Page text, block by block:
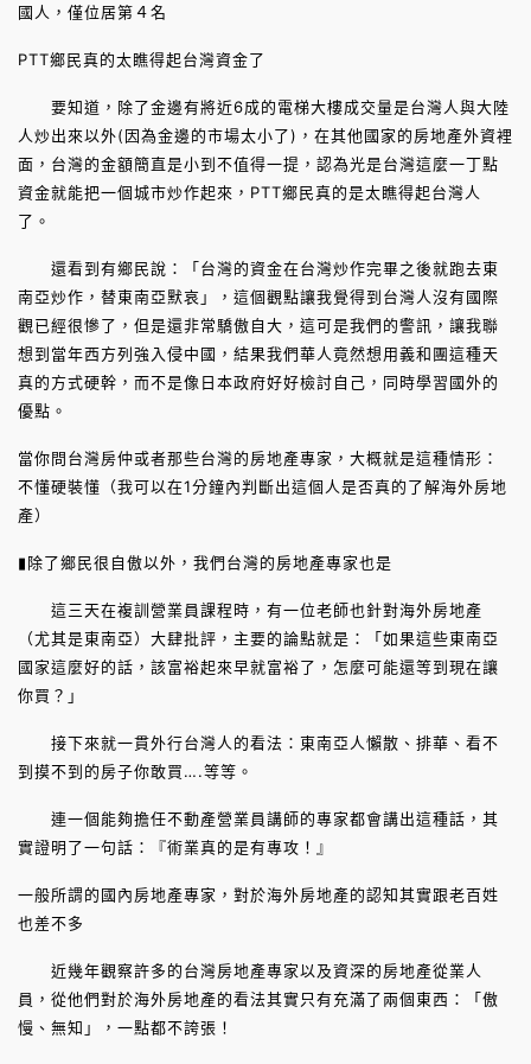
國人，僅位居第４名
PTT鄉民真的太瞧得起台灣資金了
要知道，除了金邊有將近6成的電梯大樓成交量是台灣人與大陸
人炒出來以外(因為金邊的市場太小了)，在其他國家的房地產外資裡
面，台灣的金額簡直是小到不值得一提，認為光是台灣這麼一丁點
資金就能把一個城市炒作起來，PTT鄉民真的是太瞧得起台灣人
了。
還看到有鄉民說：「台灣的資金在台灣炒作完畢之後就跑去東
南亞炒作，替東南亞默哀」，這個觀點讓我覺得到台灣人沒有國際
觀已經很慘了，但是還非常驕傲自大，這可是我們的警訊，讓我聯
想到當年西方列強入侵中國，結果我們華人竟然想用義和團這種天
真的方式硬幹，而不是像日本政府好好檢討自己，同時學習國外的
優點。
當你問台灣房仲或者那些台灣的房地產專家，大概就是這種情形：
不懂硬裝懂（我可以在1分鐘內判斷出這個人是否真的了解海外房地
產）
▮除了鄉民很自傲以外，我們台灣的房地產專家也是
這三天在複訓營業員課程時，有一位老師也針對海外房地產
（尤其是東南亞）大肆批評，主要的論點就是：「如果這些東南亞
國家這麼好的話，該富裕起來早就富裕了，怎麼可能還等到現在讓
你買？」
接下來就一貫外行台灣人的看法：東南亞人懶散、排華、看不
到摸不到的房子你敢買….等等。
連一個能夠擔任不動產營業員講師的專家都會講出這種話，其
實證明了一句話：『術業真的是有專攻！』
一般所謂的國內房地產專家，對於海外房地產的認知其實跟老百姓
也差不多
近幾年觀察許多的台灣房地產專家以及資深的房地產從業人
員，從他們對於海外房地產的看法其實只有充滿了兩個東西：「傲
慢、無知」，一點都不誇張！